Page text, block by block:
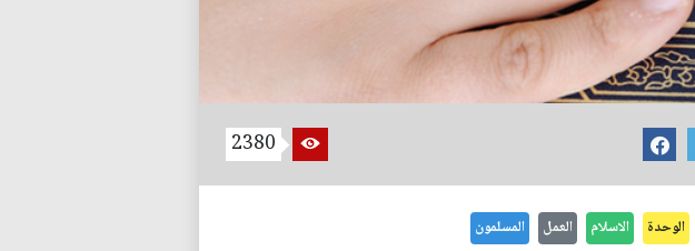
2380
الوحدة الاسلام العمل المسلمون